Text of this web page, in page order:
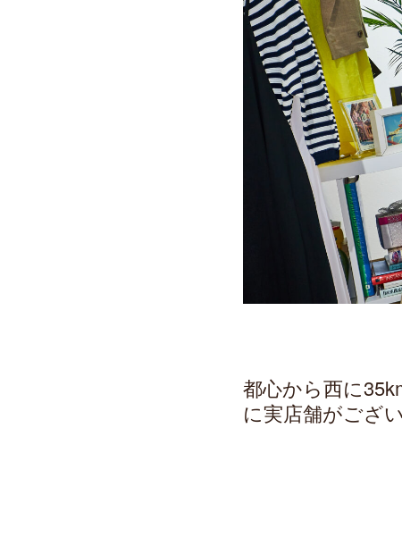
都心から西に
に実店舗がござい